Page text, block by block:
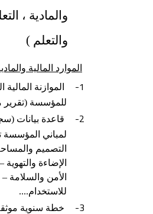
والمادية ،
والتعلم )
الموارد المالية
1-
الموازنة المالية
للمؤسسة (تقرير
2-
قاعدة بيانات
لمباني
التصميم
الإضاءة
الأمن والسلامة
للاستخدام....
3-
خطة سنوية